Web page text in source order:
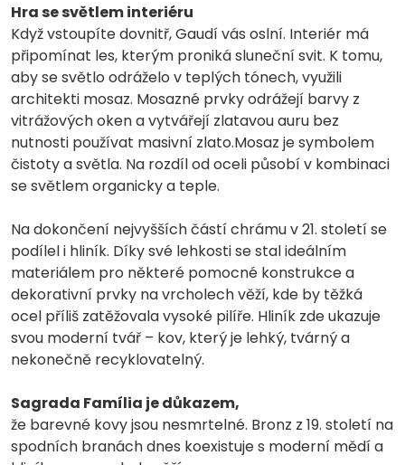
Hra se světlem interiéru
Když vstoupíte dovnitř, Gaudí vás oslní. Interiér má
připomínat les, kterým proniká sluneční svit. K tomu,
aby se světlo odráželo v teplých tónech, využili
architekti mosaz. Mosazné prvky odrážejí barvy z
vitrážových oken a vytvářejí zlatavou auru bez
nutnosti používat masivní zlato.Mosaz je symbolem
čistoty a světla. Na rozdíl od oceli působí v kombinaci
se světlem organicky a teple.
Na dokončení nejvyšších částí chrámu v 21. století se
podílel i hliník. Díky své lehkosti se stal ideálním
materiálem pro některé pomocné konstrukce a
dekorativní prvky na vrcholech věží, kde by těžká
ocel příliš zatěžovala vysoké pilíře. Hliník zde ukazuje
svou moderní tvář – kov, který je lehký, tvárný a
nekonečně recyklovatelný.
Sagrada Família je důkazem,
že barevné kovy jsou nesmrtelné. Bronz z 19. století na
spodních branách dnes koexistuje s moderní mědí a